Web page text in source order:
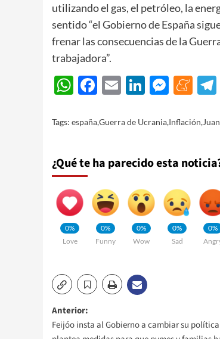
utilizando el gas, el petróleo, la
sentido “el Gobierno de España
frenar las consecuencias de la
trabajadora”.
WhatsApp
Facebook
EmailLinkedIn
Tags: españa,Guerra de Ucrania,Inflación,
¿Qué te ha parecido esta
0%
Love
0%
Funny
0%
Wow
0%
Sad
0%
Navegación
Anterior:
Feijóo insta al Gobierno a cambiar su